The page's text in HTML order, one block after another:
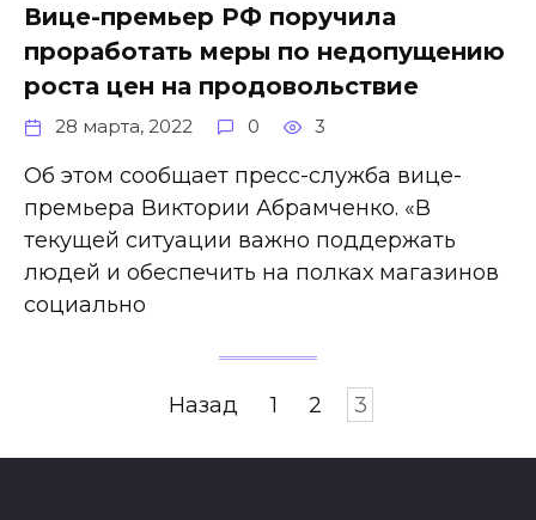
Вице-премьер РФ поручила
проработать меры по недопущению
роста цен на продовольствие
28 марта, 2022 0 3
Об этом сообщает пресс-служба вице-
премьера Виктории Абрамченко. «В
текущей ситуации важно поддержать
людей и обеспечить на полках магазинов
социально
Назад 1 2 3